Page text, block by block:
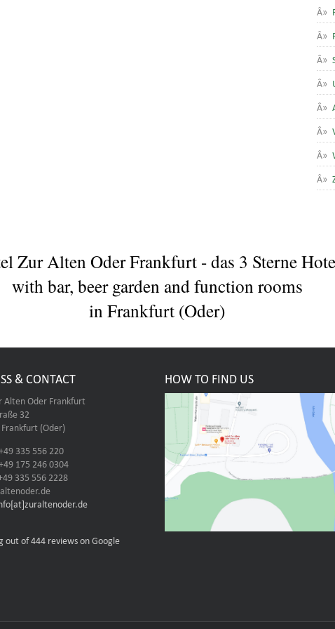
Zur Alten Oder Frankfurt - das 3 Sterne
with bar, beer garden and function rooms
in Frankfurt (Oder)
& CONTACT
Alten Oder Frankfurt
32
(Oder)
335 556 220
175 246 0304
335 556 2228
out of 444 reviews on Google
HOW TO FIND US